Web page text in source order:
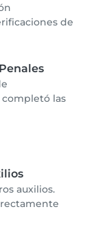
de
las
auxilios.